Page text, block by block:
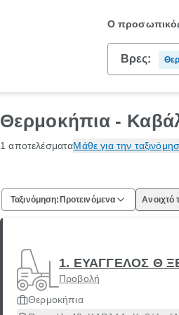
Ο
Βρες:
Θερμοκήπια -
1 αποτελέσματαΜάθε για την
Ταξινόμηση: Προτεινόμενα Ανοιχτό
1. ΕΥΑΓΓΕΛΟΣ Θ
Προβολή
Θερμοκήπια